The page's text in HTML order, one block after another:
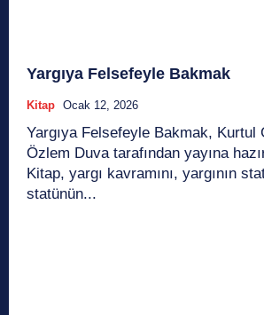
Yargıya Felsefeyle Bakmak
Kitap Ocak 12, 2026
Yargıya Felsefeyle Bakmak, Kurtul
Özlem Duva tarafından yayına
Kitap, yargı kavramını, yargının
statünün...